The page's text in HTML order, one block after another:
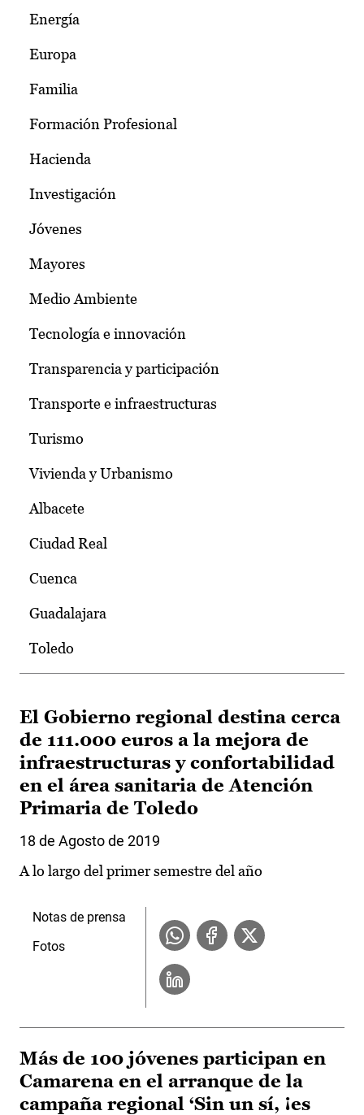
Energía
Europa
Familia
Formación Profesional
Hacienda
Investigación
Jóvenes
Mayores
Medio Ambiente
Tecnología e innovación
Transparencia y participación
Transporte e infraestructuras
Turismo
Vivienda y Urbanismo
Albacete
Ciudad Real
Cuenca
Guadalajara
Toledo
El Gobierno regional destina cerca
de 111.000 euros a la mejora de
infraestructuras y confortabilidad
en el área sanitaria de Atención
Primaria de Toledo
18 de Agosto de 2019
A lo largo del primer semestre del año
Notas de prensa
Fotos
Más de 100 jóvenes participan en
Camarena en el arranque de la
campaña regional ‘Sin un sí, ¡es